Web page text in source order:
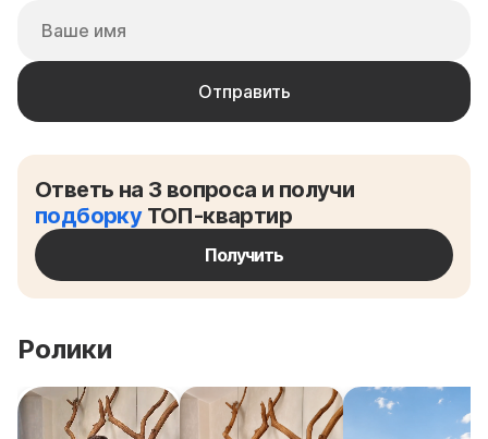
Ответь на 3 вопроса и получи
подборкуТОП-квартир
Получить
Ролики